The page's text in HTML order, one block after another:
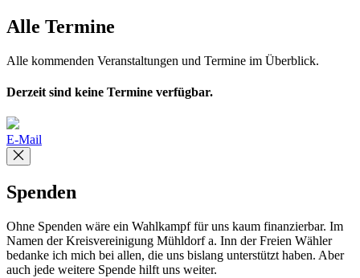
Alle Termine
Alle kommenden Veranstaltungen und Termine im Überblick.
Derzeit sind keine Termine verfügbar.
E-Mail
Spenden
Ohne Spenden wäre ein Wahlkampf für uns kaum finanzierbar. Im
Namen der Kreisvereinigung Mühldorf a. Inn der Freien Wähler
bedanke ich mich bei allen, die uns bislang unterstützt haben. Aber
auch jede weitere Spende hilft uns weiter.